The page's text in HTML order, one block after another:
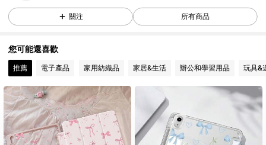
4.91 11K 追蹤者
4.91
4.91 11K 追蹤者
4.91 11K 追蹤者
關注 所有商品
您可能還喜歡
推薦 電子產品 家用紡織品 家居&生活 辦公和學習用品 玩具&